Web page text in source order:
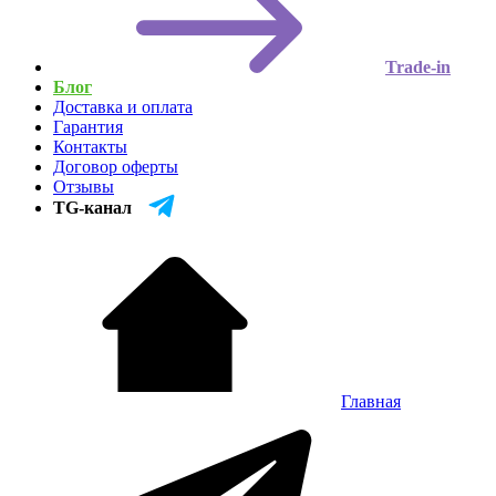
Trade-in
Блог
Доставка и оплата
Гарантия
Контакты
Договор оферты
Отзывы
TG-канал
Главная